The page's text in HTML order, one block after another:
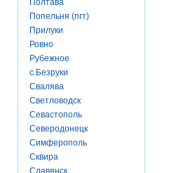
Полтава
Попельня (пгт)
Прилуки
Ровно
Рубежное
с.Безруки
Свалява
Светловодск
Севастополь
Северодонецк
Симферополь
Сквира
Славянск